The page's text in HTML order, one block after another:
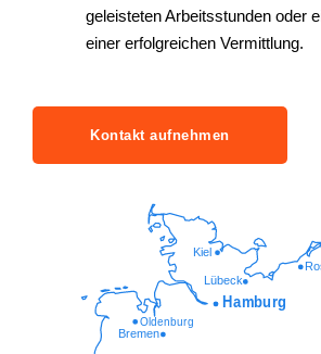
geleisteten Arbeitsstunden oder
einer erfolgreichen Vermittlung.
Kontakt aufnehmen
Oldenburg
Lübeck
Kiel
Bremen
Hamburg